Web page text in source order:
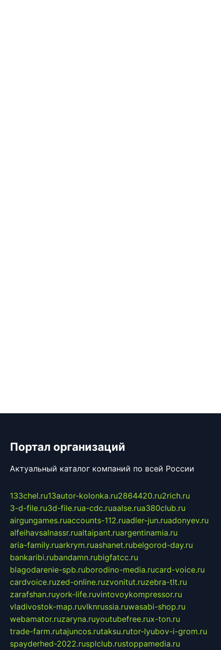
Портал организаций
Актуальный каталог компаний по всей России
133chel.ru13autor-kolonka.ru2864420.ru2rich.ru
3-d-file.ru3d-file.rua-cdc.ruaalse.rua380club.ru
airgungames.ruaccounts-112.ruadler-jun.ruadonyev.ru
alfeihavsalnassr.rualtaipant.ruargentinamia.ru
aria-family.ruarkrym.ruashanet.rubelgorod-day.ru
bankaribi.rubandamn.rubigfatcc.ru
blagodarenie-spb.ruborodino-media.rucard-voice.ru
cardvoice.ruzed-online.ruzvonitut.ruzebra-tlt.ru
zarafshan.ruyork-life.ruvintovoykompressor.ru
vladivostok-map.ruvlknrussia.ruwasabi-shop.ru
webamator.ruzaryna.ruyoutubefree.rux-ton.ru
trade-farm.rutajuncos.rutaksu.rutor-lyubov-i-grom.ru
spayderhed-2022.rusplclub.rustoppamedia.ru